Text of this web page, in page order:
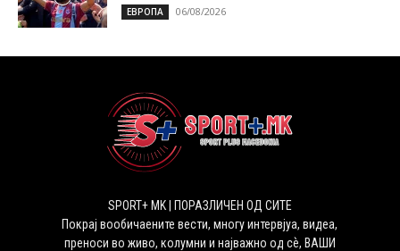
ЕВРОПА 06/08/2026
SPORT+ MK | ПОРАЗЛИЧЕН ОД СИТЕ
Покрај вообичаените вести, многу интервјуа, видеа,
преноси во живо, колумни и најважно од сѐ, ВАШИ